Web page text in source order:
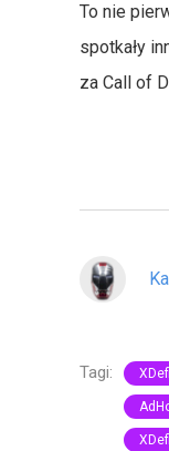
To nie
spotkały
za Call of
Tagi: